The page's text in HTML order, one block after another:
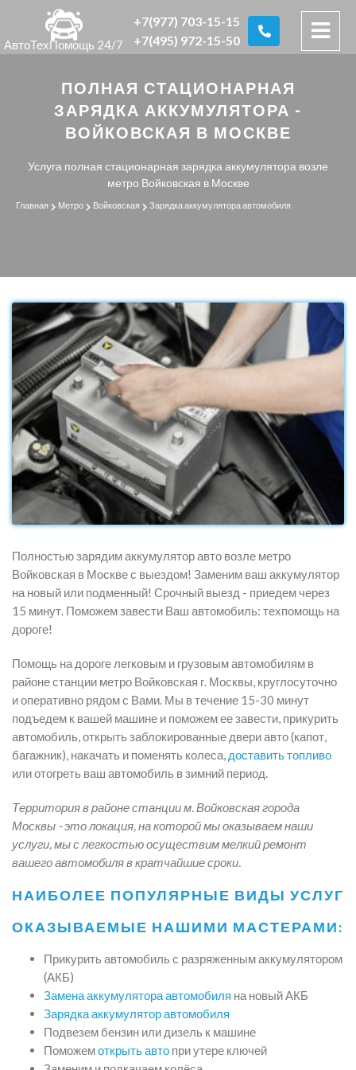
АвтоТехПомощь 24/7
+7(977) 703-15-15
+7(495) 972-15-50
ПОЛНАЯ СТАЦИОНАРНАЯ
ЗАРЯДКА АККУМУЛЯТОРА -
ВОЙКОВСКАЯ В МОСКВЕ
Услуга полная стационарная зарядка аккумулятора возле
метро Войковская в Москве
Главная Метро Войковская Зарядка аккумулятора автомобиля
Полностью зарядим аккумулятор авто возле метро
Войковская в Москве с выездом! Заменим ваш аккумулятор
на новый или подменный! Срочный выезд - приедем через
15 минут. Поможем завести Ваш автомобиль: техпомощь на
дороге!
Помощь на дороге легковым и грузовым автомобилям в
районе станции метро Войковская г. Москвы, круглосуточно
и оперативно рядом с Вами. Мы в течение 15-30 минут
подъедем к вашей машине и поможем ее завести, прикурить
автомобиль, открыть заблокированные двери авто (капот,
багажник), накачать и поменять колеса, доставить топливо
или отогреть ваш автомобиль в зимний период.
Территория в районе станции м. Войковская города
Москвы - это локация, на которой мы оказываем наши
услуги, мы с легкостью осуществим мелкий ремонт
вашего автомобиля в кратчайшие сроки.
НАИБОЛЕЕ ПОПУЛЯРНЫЕ ВИДЫ УСЛУГ
ОКАЗЫВАЕМЫЕ НАШИМИ МАСТЕРАМИ:
Прикурить автомобиль с разряженным аккумулятором
(АКБ)
Замена аккумулятора автомобиля на новый АКБ
Зарядка аккумулятор автомобиля
Подвезем бензин или дизель к машине
Поможемоткрыть авто при утере ключей